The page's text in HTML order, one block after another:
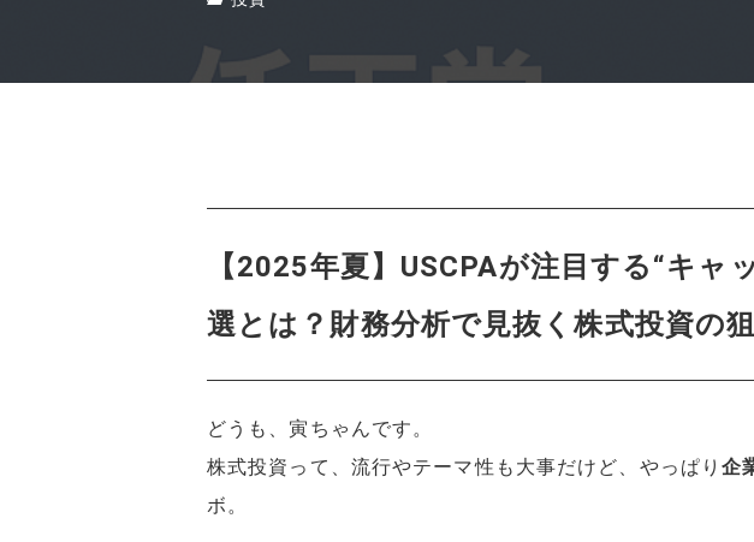
【2025年夏】USCPAが注目する“キャ
選とは？財務分析で見抜く株式投資の
どうも、寅ちゃんです。
株式投資って、流行やテーマ性も大事だけど、やっぱり 企
ボ。